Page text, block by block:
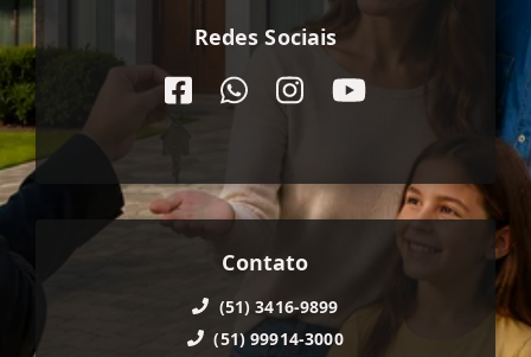
Redes Sociais
Contato
(51) 3416-9899
(51) 99914-3000